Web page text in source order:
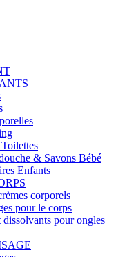
& Savons Bébé
Enfants
corporels
pour le corps
dissolvants pour ongles